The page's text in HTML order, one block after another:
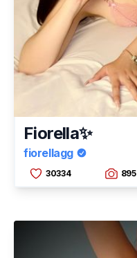
Fiorella✨
fiorellagg
30334 895